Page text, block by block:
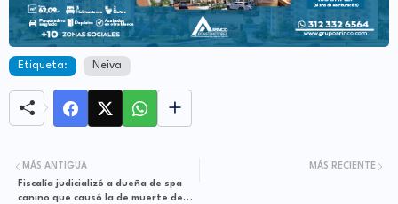
Etiqueta: Neiva
MÁS RECIENTE
MÁS ANTIGUA
Fiscalía judicializó a dueña de spa
canino que causó la de muerte de